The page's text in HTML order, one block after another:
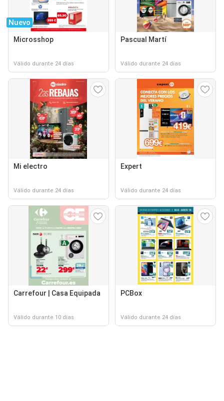
Nuevo
Microsshop
Válido durante 24 días
Pascual Martí
Válido durante 24 días
Mi electro
Válido durante 24 días
Expert
Válido durante 24 días
Carrefour | Casa Equipada
Válido durante 10 días
PCBox
Válido durante 24 días